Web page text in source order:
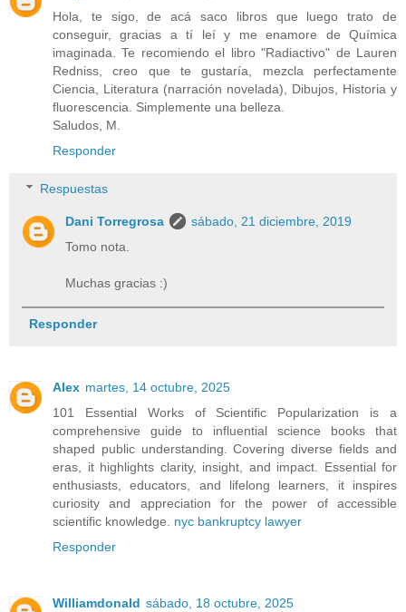
Hola, te sigo, de acá saco libros que luego trato de
conseguir, gracias a tí leí y me enamore de Química
imaginada. Te recomiendo el libro "Radiactivo" de Lauren
Redniss, creo que te gustaría, mezcla perfectamente
Ciencia, Literatura (narración novelada), Dibujos, Historia y
fluorescencia. Simplemente una belleza.
Saludos, M.
Responder
Respuestas
Dani Torregrosa
sábado, 21 diciembre, 2019
Tomo nota.
Muchas gracias :)
Responder
Alex martes, 14 octubre, 2025
101 Essential Works of Scientific Popularization is a
comprehensive guide to influential science books that
shaped public understanding. Covering diverse fields and
eras, it highlights clarity, insight, and impact. Essential for
enthusiasts, educators, and lifelong learners, it inspires
curiosity and appreciation for the power of accessible
scientific knowledge. nyc bankruptcy lawyer
Responder
Williamdonald sábado, 18 octubre, 2025